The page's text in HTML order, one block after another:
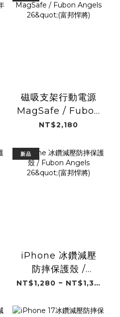
磁吸支架行動電源
MagSafe / Fubon
Angels 26"(富邦悍
NT$2,180
新品
iPhone 冰鑽減壓
防摔保護殼 /
Fubon Angels NT$1,280 ~ NT$1,380